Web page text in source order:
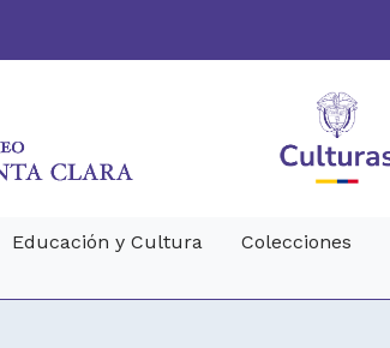
Educación y Cultura Colecciones